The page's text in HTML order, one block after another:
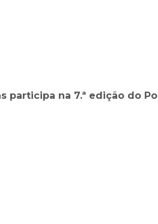
participa na 7.ª edição do